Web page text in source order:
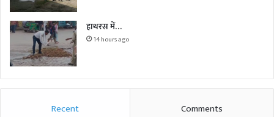
हाथरस में…
14 hours ago
Recent Comments